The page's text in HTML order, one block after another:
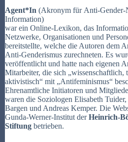
Agent*In (Akronym für Anti-Gender-
Information)
war ein Online-Lexikon, das
Netzwerke, Organisationen und
bereitstellte, welche die Autoren dem
Anti-Genderismus zurechneten. Es
veröffentlicht und hatte nach eigenen
Mitarbeiter, die sich „wissenschaftlich,
aktivistisch“ mit „Antifeminismus“
Ehrenamtliche Initiatoren und
waren die Soziologen Elisabeth
Bargen und Andreas Kemper. Die
Gunda-Werner-Institut derHeinrich-
Stiftung betrieben.